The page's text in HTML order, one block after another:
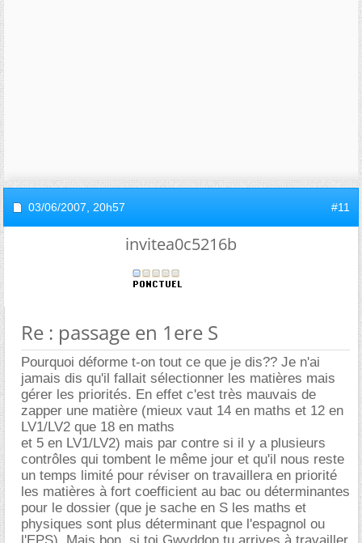
03/06/2007, 20h57 #11
invitea0c5216b
Re : passage en 1ere S
Pourquoi déforme t-on tout ce que je dis?? Je n'ai
jamais dis qu'il fallait sélectionner les matières mais
gérer les priorités. En effet c'est très mauvais de
zapper une matière (mieux vaut 14 en maths et 12 en
LV1/LV2 que 18 en maths
et 5 en LV1/LV2) mais par contre si il y a plusieurs
contrôles qui tombent le même jour et qu'il nous reste
un temps limité pour réviser on travaillera en priorité
les matières à fort coefficient au bac ou déterminantes
pour le dossier (que je sache en S les maths et
physiques sont plus déterminant que l'espagnol ou